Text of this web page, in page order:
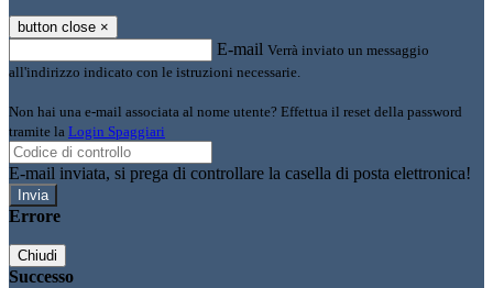
button close ×
E-mail Verrà inviato un messaggio
all'indirizzo indicato con le istruzioni necessarie.
Non hai una e-mail associata al nome utente? Effettua il reset della password
tramite la Login Spaggiari
E-mail inviata, si prega di controllare la casella di posta elettronica!
Errore
Chiudi
Successo